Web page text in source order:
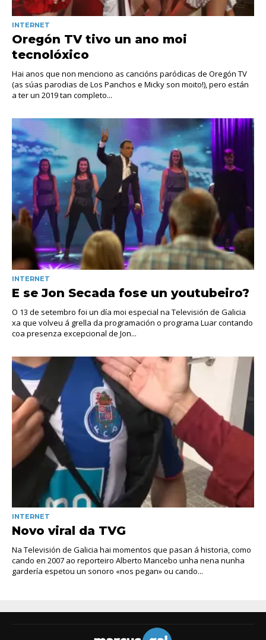
INTERNET
Oregón TV tivo un ano moi
tecnolóxico
Hai anos que non menciono as cancións paródicas de Oregón TV
(as súas parodias de Los Panchos e Micky son moito!), pero están
a ter un 2019 tan completo...
INTERNET
E se Jon Secada fose un youtubeiro?
O 13 de setembro foi un día moi especial na Televisión de Galicia
xa que volveu á grella da programación o programa Luar contando
coa presenza excepcional de Jon...
INTERNET
Novo viral da TVG
Na Televisión de Galicia hai momentos que pasan á historia, como
cando en 2007 ao reporteiro Alberto Mancebo unha nena nunha
gardería espetou un sonoro «nos pegan» ou cando...